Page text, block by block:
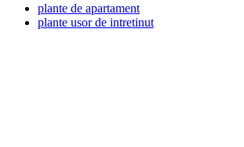
plante de apartament
plante usor de intretinut